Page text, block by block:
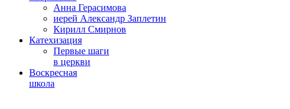
Анна Герасимова
иерей Александр Заплетин
Кирилл Смирнов
Катехизация
Первые шаги
в церкви
Воскресная
школа